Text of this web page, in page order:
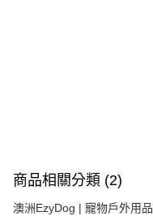
商品相關分類 (2)
澳洲EzyDog | 寵物戶外用品